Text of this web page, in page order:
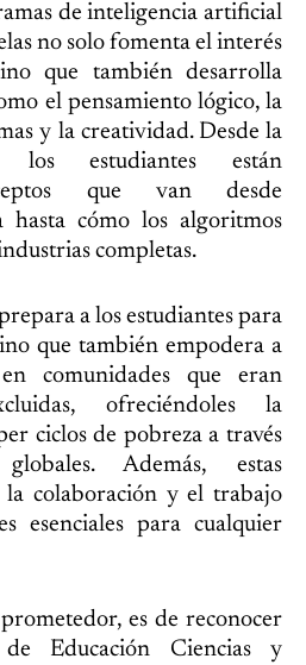
de inteligencia artificial
no solo fomenta el interés
que también desarrolla
el pensamiento lógico, la
y la creatividad. Desde la
los estudiantes están
que van desde
hasta cómo los algoritmos
completas.
a los estudiantes para
que también empodera a
comunidades que eran
ofreciéndoles la
ciclos de pobreza a través
Además, estas
la colaboración y el trabajo
esenciales para cualquier
es de reconocer
Educación Ciencias y